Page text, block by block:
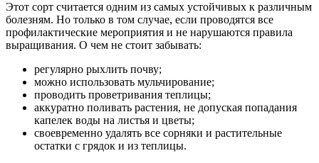
Этот сорт считается одним из самых устойчивых к различным
болезням. Но только в том случае, если проводятся все
профилактические мероприятия и не нарушаются правила
выращивания. О чем не стоит забывать:
регулярно рыхлить почву;
можно использовать мульчирование;
проводить проветривания теплицы;
аккуратно поливать растения, не допуская попадания
капелек воды на листья и цветы;
своевременно удалять все сорняки и растительные
остатки с грядок и из теплицы.